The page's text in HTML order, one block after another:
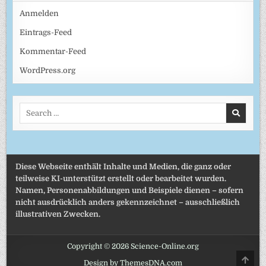
Anmelden
Eintrags-Feed
Kommentar-Feed
WordPress.org
Search
Diese Webseite enthält Inhalte und Medien, die ganz oder
teilweise KI-unterstützt erstellt oder bearbeitet wurden.
Namen, Personenabbildungen und Beispiele dienen – sofern
nicht ausdrücklich anders gekennzeichnet – ausschließlich
illustrativen Zwecken.
Copyright © 2026 Science-Online.org
Design by ThemesDNA.com